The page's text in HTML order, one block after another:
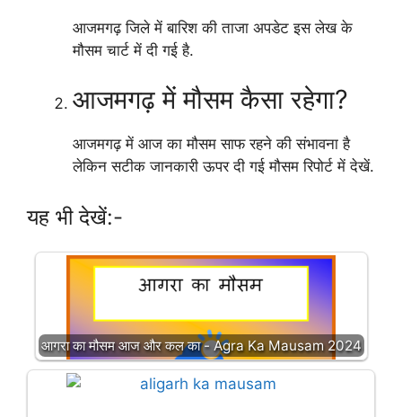
आजमगढ़ जिले में बारिश की ताजा अपडेट इस लेख के
मौसम चार्ट में दी गई है.
आजमगढ़ में मौसम कैसा रहेगा?
आजमगढ़ में आज का मौसम साफ रहने की संभावना है
लेकिन सटीक जानकारी ऊपर दी गई मौसम रिपोर्ट में देखें.
यह भी देखें:-
आगरा का मौसम आज और कल का - Agra Ka Mausam 2024